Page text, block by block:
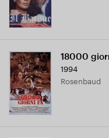
18000
1994
Rosenbaud